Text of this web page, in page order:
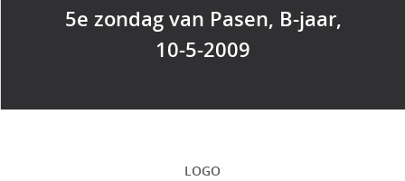
5e zondag van Pasen, B-jaar,
10-5-2009
LOGO